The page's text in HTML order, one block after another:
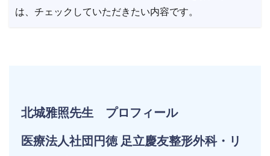
は、チェックしていただきたい内容です。
北城雅照先生 プロフィール
医療法人社団円徳 足立慶友整形外科・リ